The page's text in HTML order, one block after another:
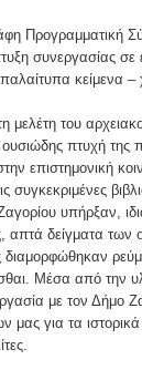
Προγραμματική
συνεργασίας σε
του
πτυχή της
επιστημονική
υπήρξαν,
απτά δείγματα των
Μέσα από την
με τον Δήμο
μας για τα